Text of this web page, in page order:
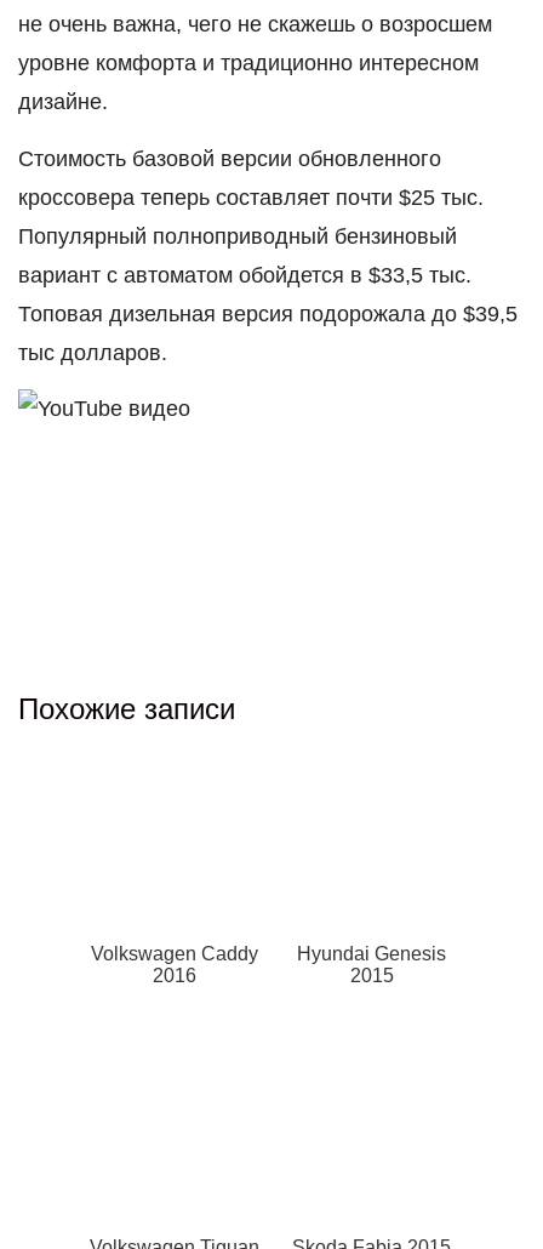
не очень важна, чего не скажешь о возросшем
уровне комфорта и традиционно интересном
дизайне.
Стоимость базовой версии обновленного
кроссовера теперь составляет почти $25 тыс.
Популярный полноприводный бензиновый
вариант с автоматом обойдется в $33,5 тыс.
Топовая дизельная версия подорожала до $39,5
тыс долларов.
Похожие записи
Volkswagen Caddy
2016
Hyundai Genesis
2015